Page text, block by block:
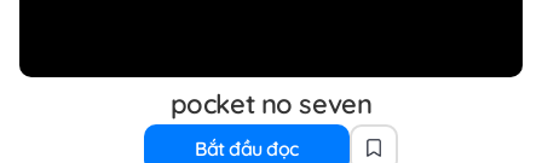
pocket no seven
Bắt đầu đọc